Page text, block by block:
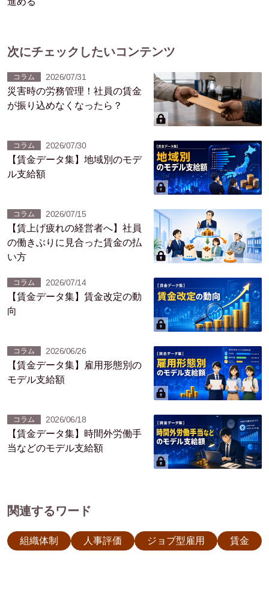
次にチェックしたいコンテンツ
コラム 2026/07/31
災害時の労務管理！社員の賃金
が振り込めなくなったら？
コラム 2026/07/30
【賃金データ集】地域別のモデ
ル支給額
コラム 2026/07/15
【賃上げ疲れの経営者へ】社員
の働きぶりに見合った賃金の払
い方
コラム 2026/07/14
【賃金データ集】賃金改定の動
向
コラム 2026/06/26
【賃金データ集】雇用形態別の
モデル支給額
コラム 2026/06/18
【賃金データ集】時間外労働手
当などのモデル支給額
関連するワード
組織体制 人事評価 ジョブ型雇用 賃金